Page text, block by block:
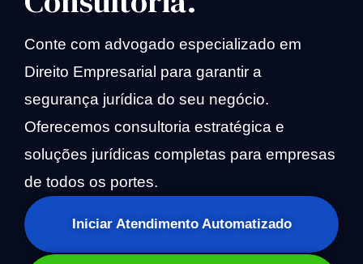
Conte com advogado especializado em
Direito Empresarial para garantir a
segurança jurídica do seu negócio.
Oferecemos consultoria estratégica e
soluções jurídicas completas para empresas
de todos os portes.
Iniciar Atendimento Automatizado